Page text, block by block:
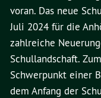
voran. Das neue
Juli 2024 für die
zahlreiche
Schullandschaft.
Schwerpunkt einer
dem Anfang der